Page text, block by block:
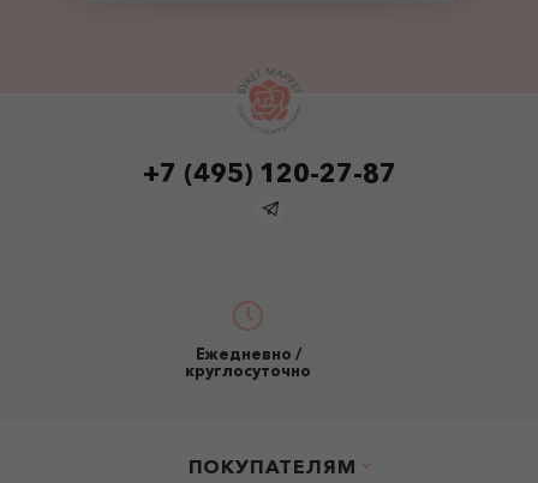
+7 (495) 120-27-87
Ежедневно /
круглосуточно
ПОКУПАТЕЛЯМ